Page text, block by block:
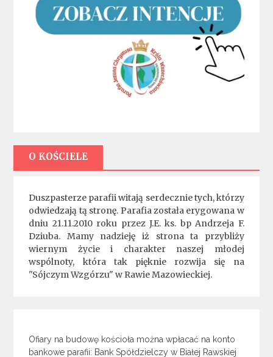
O KOŚCIELE
Duszpasterze parafii witają serdecznie tych, którzy
odwiedzają tą stronę. Parafia została erygowana w
dniu 21.11.2010 roku przez J.E. ks. bp Andrzeja F.
Dziuba. Mamy nadzieję iż strona ta przybliży
wiernym życie i charakter naszej młodej
wspólnoty, która tak pięknie rozwija się na
"Sójczym Wzgórzu" w Rawie Mazowieckiej.
Ofiary na budowę kościoła można wpłacać na konto
bankowe parafii: Bank Spółdzielczy w Białej Rawskiej